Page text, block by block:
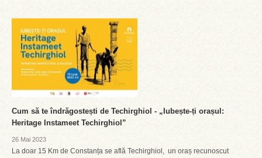
Cum să te îndrăgostești de Techirghiol - „Iubește-ți orașul:
Heritage Instameet Techirghiol”
26 Mai 2023
La doar 15 Km de Constanța se află Techirghiol, un oraș recunoscut